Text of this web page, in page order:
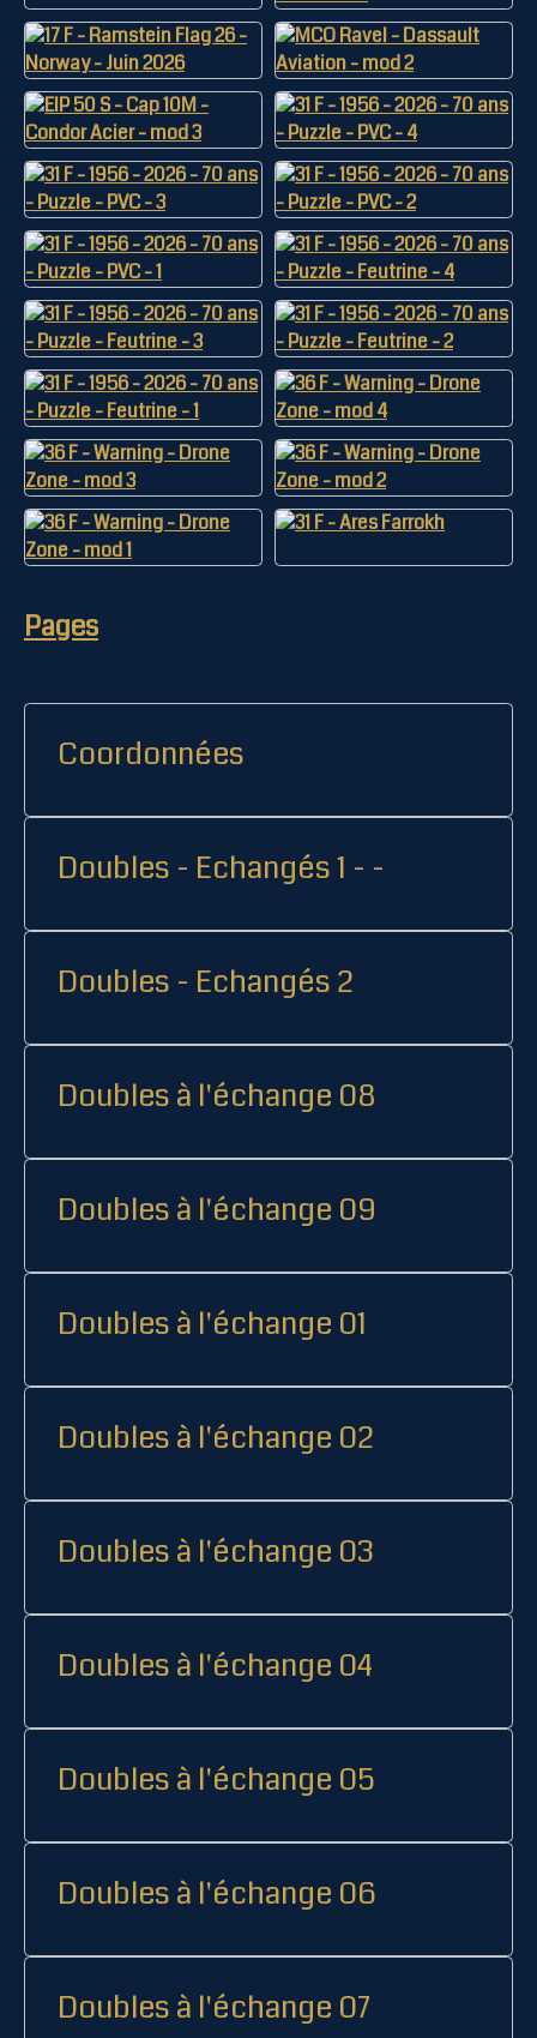
Pages
Coordonnées
Doubles - Echangés 1 - -
Doubles - Echangés 2
Doubles à l'échange 08
Doubles à l'échange 09
Doubles à l'échange 01
Doubles à l'échange 02
Doubles à l'échange 03
Doubles à l'échange 04
Doubles à l'échange 05
Doubles à l'échange 06
Doubles à l'échange 07